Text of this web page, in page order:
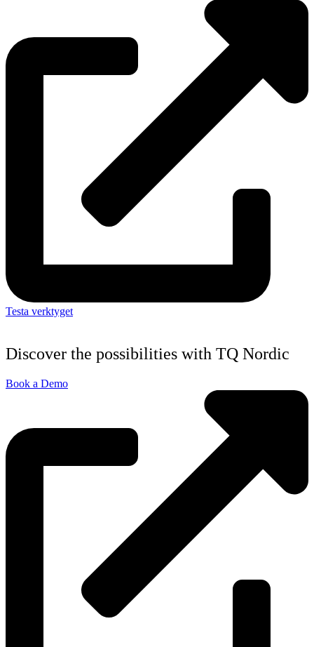
Testa verktyget
Discover the possibilities with TQ Nordic
Book a Demo